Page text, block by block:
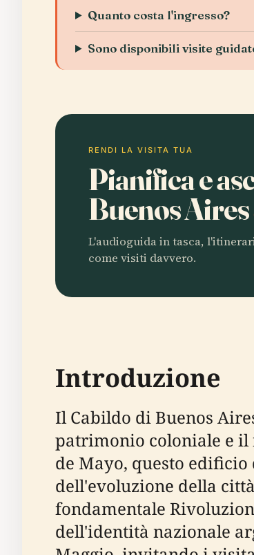
Quanto costa l'ingresso?
Sono disponibili visite
RENDI LA VISITA TUA
Pianifica e
Buenos Aires
L'audioguida in tasca,
come visiti davvero.
Introduzione
Il Cabildo di Buenos
patrimonio coloniale e il
de Mayo, questo
dell'evoluzione della
fondamentale
dell'identità nazionale